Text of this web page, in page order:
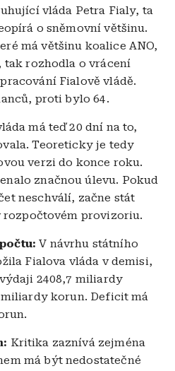
vláda Petra Fialy, ta
o sněmovní většinu.
má většinu koalice ANO,
tak rozhodla o vrácení
Fialově vládě.
proti bylo 64.
má teď 20 dní na to,
Teoreticky je tedy
verzi do konce roku.
značnou úlevu. Pokud
neschválí, začne stát
provizoriu.
V návrhu státního
Fialova vláda v demisi,
2408,7 miliardy
korun. Deficit má
Kritika zaznívá zejména
má být nedostatečné